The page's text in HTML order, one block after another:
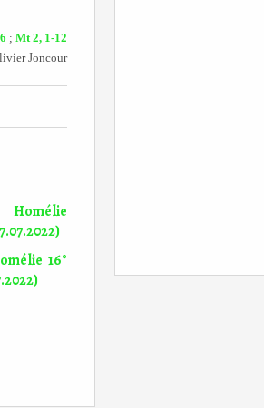
; Mt 2, 1-12
Joncour
16°